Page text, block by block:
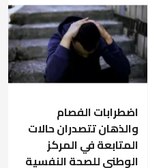
اضطرابات الفصام
والذهان تتصدران حالات
المتابعة في المركز
الوطني للصحة النفسية